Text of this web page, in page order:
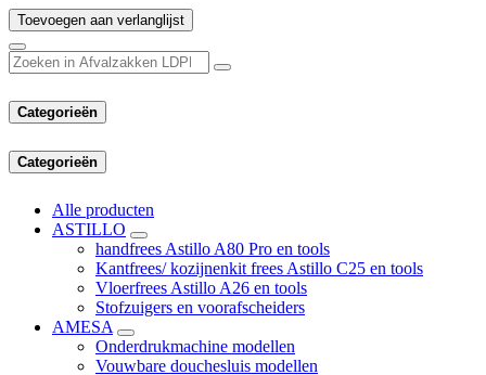
Toevoegen aan verlanglijst
Categorieën
Categorieën
Alle producten
ASTILLO
handfrees Astillo A80 Pro en tools
Kantfrees/ kozijnenkit frees Astillo C25 en tools
Vloerfrees Astillo A26 en tools
Stofzuigers en voorafscheiders
AMESA
Onderdrukmachine modellen
Vouwbare douchesluis modellen